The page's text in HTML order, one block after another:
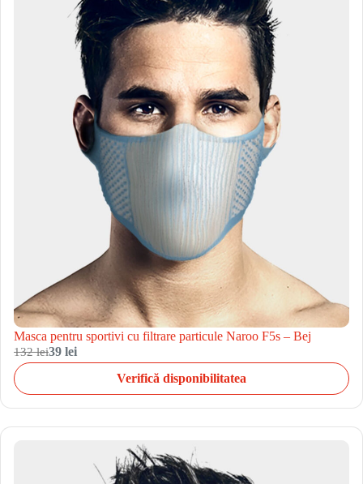
Masca pentru sportivi cu filtrare particule Naroo F5s – Bej
132 lei39 lei
Verifică disponibilitatea